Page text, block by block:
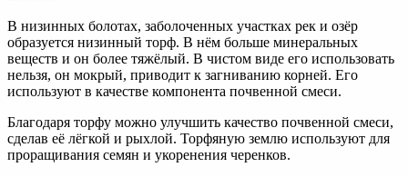
В низинных болотах, заболоченных участках рек и озёр
образуется низинный торф. В нём больше минеральных
веществ и он более тяжёлый. В чистом виде его использовать
нельзя, он мокрый, приводит к загниванию корней. Его
используют в качестве компонента почвенной смеси.
Благодаря торфу можно улучшить качество почвенной смеси,
сделав её лёгкой и рыхлой. Торфяную землю используют для
проращивания семян и укоренения черенков.